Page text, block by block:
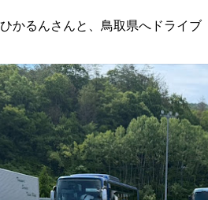
かるんさんと、鳥取県へドライブ